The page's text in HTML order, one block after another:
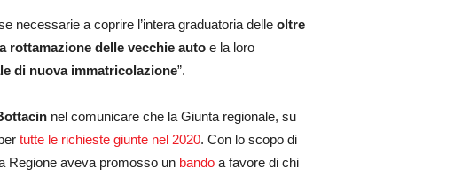
necessarie a coprire l’intera graduatoria delle oltre
rottamazione delle vecchie auto e la loro
di nuova immatricolazione”.
nel comunicare che la Giunta regionale, su
tutte le richieste giunte nel 2020. Con lo scopo di
Regione aveva promosso un bando a favore di chi